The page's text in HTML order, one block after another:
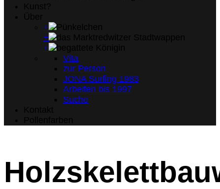
+
+
+
Vita
zur Person
JONA Surfing 1983
Arbeiten bis 1997
Suche